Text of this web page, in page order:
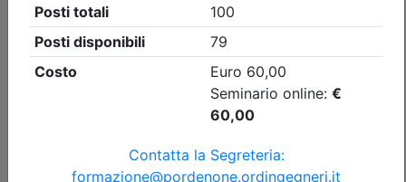
Ingegneri di Pordenone
UNI 9795 dicembre 2021 e il nuovo TR
11924 su interfacce di comando del
sistema IRAI verso i sistemi di
protezione antincendio, UNI 11988:
2025 la nuova norma sui sistemi EVAC